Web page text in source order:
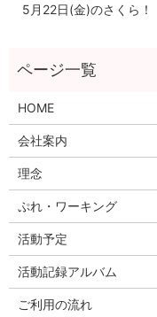
5月22日(金)のさくら！
HOME
会社案内
理念
ぷれ・ワーキング
活動予定
活動記録アルバム
ご利用の流れ